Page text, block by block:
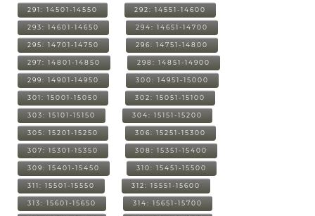
291: 14501-14550 292: 14551-14600
293: 14601-14650 294: 14651-14700
295: 14701-14750 296: 14751-14800
297: 14801-14850 298: 14851-14900
299: 14901-14950 300: 14951-15000
301: 15001-15050 302: 15051-15100
303: 15101-15150 304: 15151-15200
305: 15201-15250 306: 15251-15300
307: 15301-15350 308: 15351-15400
309: 15401-15450 310: 15451-15500
311: 15501-15550 312: 15551-15600
313: 15601-15650 314: 15651-15700